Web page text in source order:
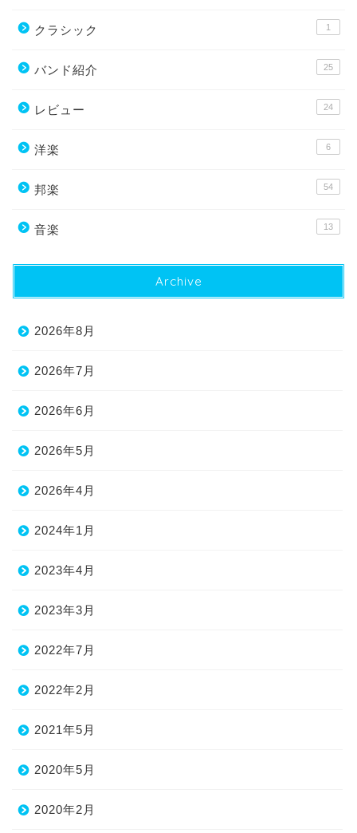
クラシック 1
バンド紹介 25
レビュー 24
洋楽 6
邦楽 54
音楽 13
Archive
2026年8月
2026年7月
2026年6月
2026年5月
2026年4月
2024年1月
2023年4月
2023年3月
2022年7月
2022年2月
2021年5月
2020年5月
2020年2月